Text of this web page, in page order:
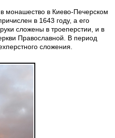
монашество в Киево-Печерском
в 1643 году, а его
сложены в троеперстии, и в
Православной. В период
сложения.